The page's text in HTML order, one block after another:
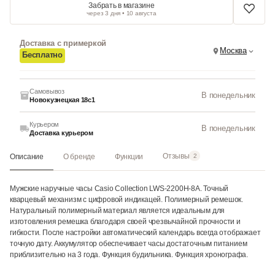
Забрать в магазине
через 3 дня • 10 августа
Доставка с примеркой
Бесплатно
Москва
Самовывоз
Новокузнецкая 18с1
В понедельник
Курьером
Доставка курьером
В понедельник
Описание О бренде Функции Отзывы 2
Мужские наручные часы Casio Collection LWS-2200H-8A. Точный
кварцевый механизм с цифровой индикацей. Полимерный ремешок.
Натуральный полимерный материал является идеальным для
изготовления ремешка благодаря своей чрезвычайной прочности и
гибкости. После настройки автоматический календарь всегда отображает
точную дату. Аккумулятор обеспечивает часы достаточным питанием
приблизительно на 3 года. Функция будильника. Функция хронографа.